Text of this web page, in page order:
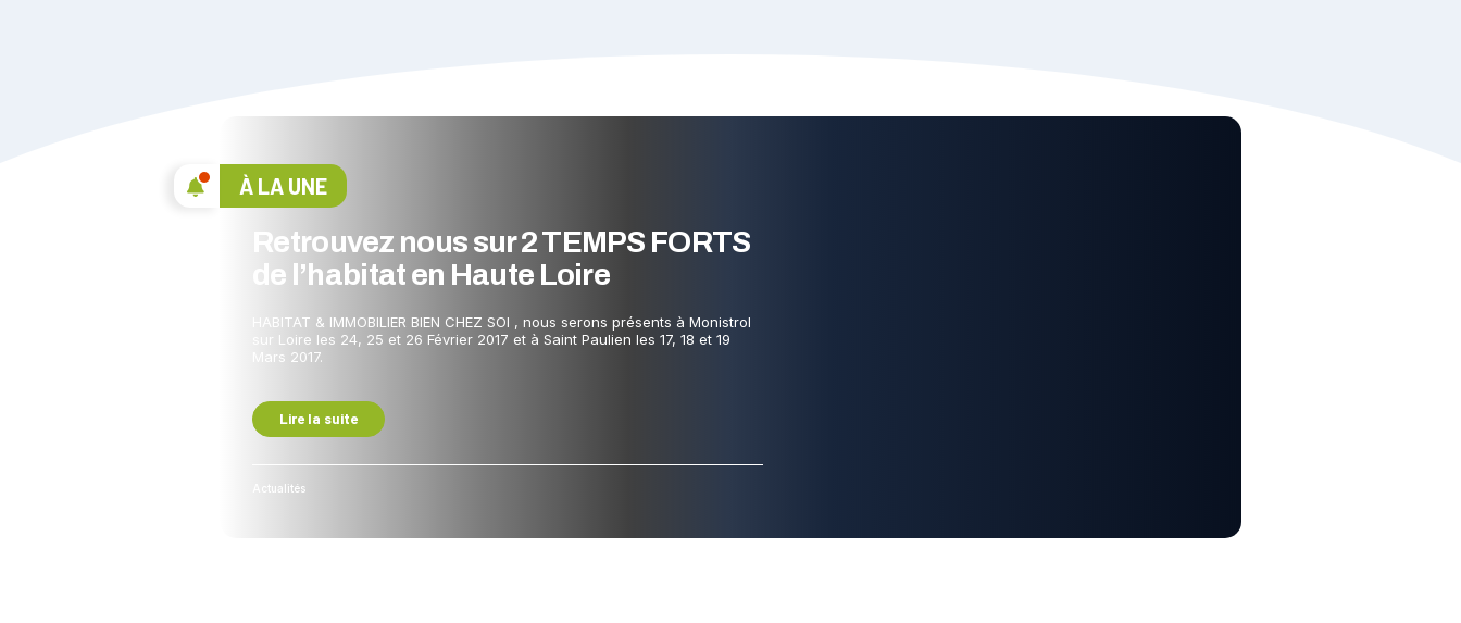
À LA UNE
Retrouvez nous sur 2 TEMPS FORTS
de l’habitat en Haute Loire
HABITAT & IMMOBILIER BIEN CHEZ SOI , nous serons présents à Monistrol
sur Loire les 24, 25 et 26 Février 2017 et à Saint Paulien les 17, 18 et 19
Mars 2017.
Lire la suite
Actualités